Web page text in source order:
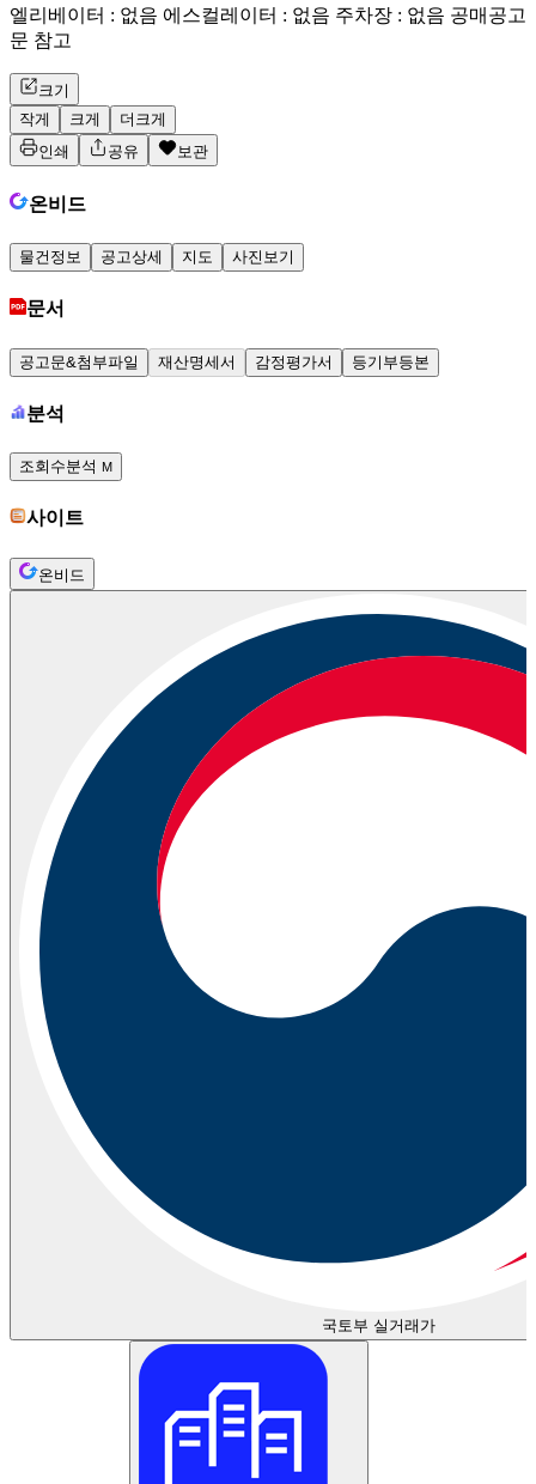
엘리베이터 : 없음 에스컬레이터 : 없음 주차장 : 없음 공매공고
문 참고
크기
작게
크게
더크게
인쇄
공유 보관
온비드
물건정보 공고상세 지도 사진보기
문서
공고문&첨부파일 재산명세서 감정평가서 등기부등본
분석
조회수분석 M
사이트
온비드
국토부 실거래가